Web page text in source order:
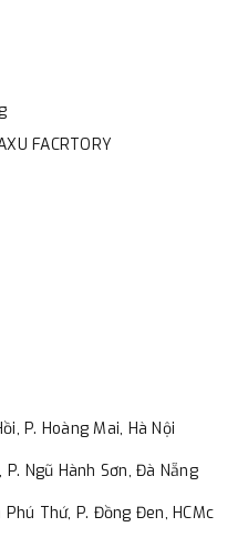
FACRTORY
P. Hoàng Mai, Hà Nội
Ngũ Hành Sơn, Đà Nẵng
Thứ, P. Đồng Đen, HCMc